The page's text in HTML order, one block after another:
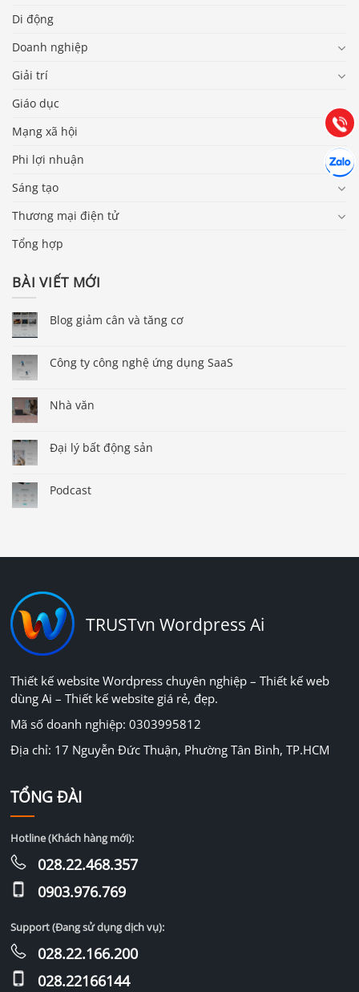
Di động
Doanh nghiệp
Giải trí
Giáo dục
Mạng xã hội
Phi lợi nhuận
Sáng tạo
Thương mại điện tử
Tổng hợp
BÀI VIẾT MỚI
Blog giảm cân và tăng cơ
Công ty công nghệ ứng dụng SaaS
Nhà văn
Đại lý bất động sản
Podcast
TRUSTvn Wordpress Ai
Thiết kế website Wordpress chuyên nghiệp – Thiết kế web
dùng Ai – Thiết kế website giá rẻ, đẹp.
Mã số doanh nghiệp: 0303995812
Địa chỉ: 17 Nguyễn Đức Thuận, Phường Tân Bình, TP.HCM
TỔNG ĐÀI
Hotline (Khách hàng mới):
028.22.468.357
0903.976.769
Support (Đang sử dụng dịch vụ):
028.22.166.200
028.22166144
Gọi
(028) 22.166.144
Chát